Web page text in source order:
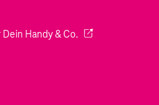
neuen Tab geöffnet)
Handy & Co. (Wird in einem